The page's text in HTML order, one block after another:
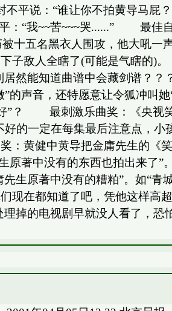
说：“谁让你不拍黄导马屁
：“我~~苦~~~哭......” 最佳
五名黑衣人围攻，他大吼一
下子敌人全瞎了(可能是气瞎
居然能知道曲谱中会藏剑谱
声音，还特愿意让令狐冲叫
”？ 最刺激乐曲奖：《央视笑
好的一定在每集最后注意点，
黄健中黄导把金庸先生的《
著中没有的东西也拍出来了
生原著中没有的糟粕”。如“青
们现在都知道了吧，凭他这
掉的电视剧早就没人看了，